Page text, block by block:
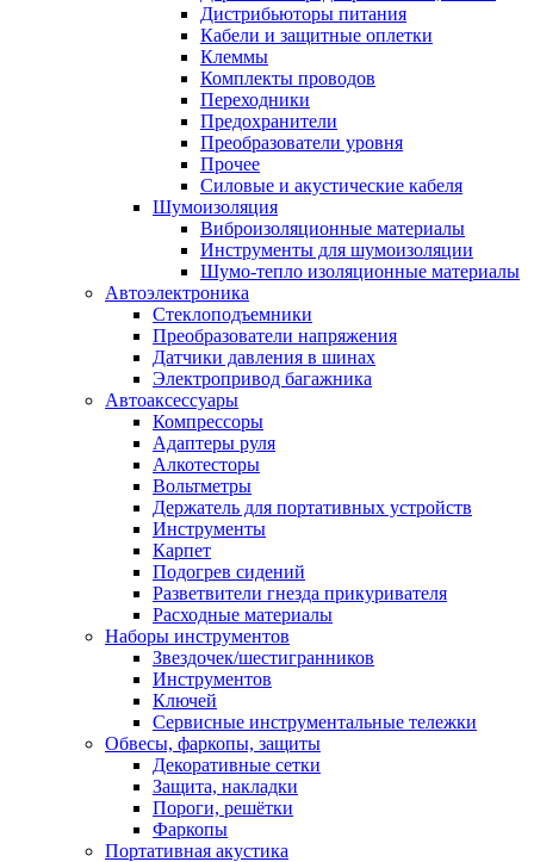
Дистрибьюторы питания
Кабели и защитные оплетки
Клеммы
Комплекты проводов
Переходники
Предохранители
Преобразователи уровня
Прочее
Силовые и акустические кабеля
Шумоизоляция
Виброизоляционные материалы
Инструменты для шумоизоляции
Шумо-тепло изоляционные материалы
Автоэлектроника
Стеклоподъемники
Преобразователи напряжения
Датчики давления в шинах
Электропривод багажника
Автоаксессуары
Компрессоры
Адаптеры руля
Алкотесторы
Вольтметры
Держатель для портативных устройств
Инструменты
Карпет
Подогрев сидений
Разветвители гнезда прикуривателя
Расходные материалы
Наборы инструментов
Звездочек/шестигранников
Инструментов
Ключей
Сервисные инструментальные тележки
Обвесы, фаркопы, защиты
Декоративные сетки
Защита, накладки
Пороги, решётки
Фаркопы
Портативная акустика